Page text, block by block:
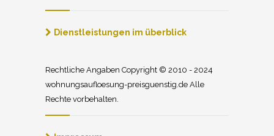
Dienstleistungen im überblick
Rechtliche Angaben Copyright © 2010 - 2024
wohnungsaufloesung-preisguenstig.de Alle
Rechte vorbehalten.